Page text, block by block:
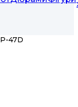
47D